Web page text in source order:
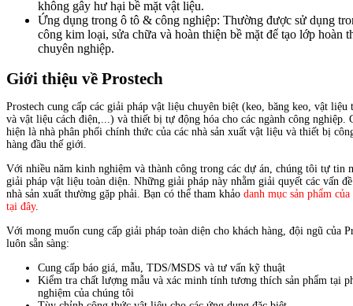
không gây hư hại bề mặt vật liệu.
Ứng dụng trong ô tô & công nghiệp: Thường được sử dụng
công kim loại, sửa chữa và hoàn thiện bề mặt để tạo lớp hoàn
chuyên nghiệp.
Giới thiệu về Prostech
Prostech cung cấp các giải pháp vật liệu chuyên biệt (keo, băng keo, vật liệu
và vật liệu cách điện,...) và thiết bị tự động hóa cho các ngành công nghiệp.
hiện là nhà phân phối chính thức của các nhà sản xuất vật liệu và thiết bị
hàng đầu thế giới.
Với nhiều năm kinh nghiệm và thành công trong các dự án, chúng tôi tự tin
giải pháp vật liệu toàn diện. Những giải pháp này nhằm giải quyết các vấn
nhà sản xuất thường gặp phải. Bạn có thể tham khảo danh mục sản phẩm
tại đây.
Với mong muốn cung cấp giải pháp toàn diện cho khách hàng, đội ngũ của
luôn sẵn sàng:
Cung cấp báo giá, mẫu, TDS/MSDS và tư vấn kỹ thuật
Kiểm tra chất lượng mẫu và xác minh tính tương thích sản phẩm tại
nghiệm của chúng tôi